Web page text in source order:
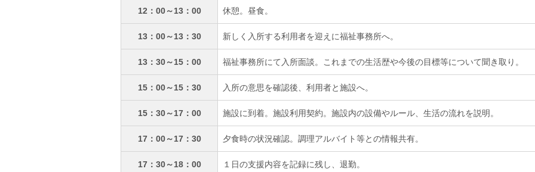
12：00～13：00 休憩。昼食。
13：00～13：30 新しく入所する利用者を迎えに福祉事務所へ。
13：30～15：00 福祉事務所にて入所面談。 これまでの生活歴や今後の目標等について聞き取り。
15：00～15：30 入所の意思を確認後、利用者と施設へ。
15：30～17：00 施設に到着。施設利用契約。施設内の設備やルール、生活の流れを説明。
17：00～17：30 夕食時の状況確認。調理アルバイト等との情報共有。
17：30～18：00 １日の支援内容を記録に残し、退勤。